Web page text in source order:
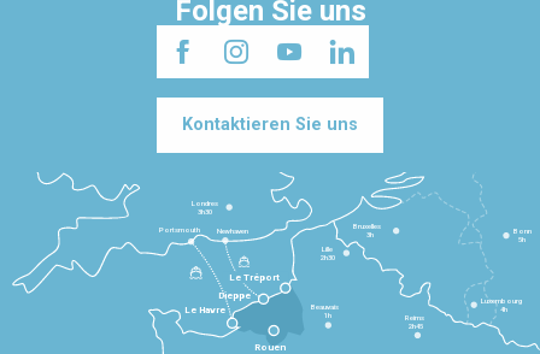
Folgen Sie uns
Kontaktieren Sie uns
Le Havre
Dieppe
Le Tréport
Beauvais
1h
Reims
2h45
Lille
2h30
Bruxelles
3h
Londres
3h30
Newhaven
Portsmouth
Bonn
5h
Luxembourg
4h
Rouen